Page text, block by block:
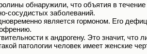
обнаружили, что объятия в
сосудистых заболеваний.
является гормоном. Его
к андрогену. Это значит, что
патологии человек имеет женские